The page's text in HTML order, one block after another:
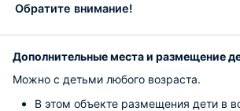
Обратите внимание!
Дополнительные места и размещение
Можно с детьми любого возраста.
В этом объекте размещения дети в